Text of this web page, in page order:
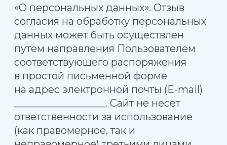
8(982) 609-24-14